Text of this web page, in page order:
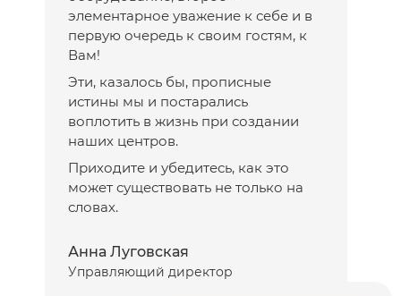
элементарное уважение к себе и в
первую очередь к своим гостям, к
Вам!
Эти, казалось бы, прописные
истины мы и постарались
воплотить в жизнь при создании
наших центров.
Приходите и убедитесь, как это
может существовать не только на
словах.
Анна Луговская
Управляющий директор